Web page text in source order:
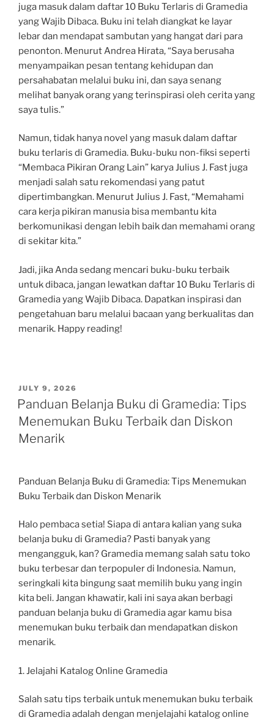
juga masuk dalam daftar 10 Buku Terlaris di Gramedia
yang Wajib Dibaca. Buku ini telah diangkat ke layar
lebar dan mendapat sambutan yang hangat dari para
penonton. Menurut Andrea Hirata, “Saya berusaha
menyampaikan pesan tentang kehidupan dan
persahabatan melalui buku ini, dan saya senang
melihat banyak orang yang terinspirasi oleh cerita yang
saya tulis.”
Namun, tidak hanya novel yang masuk dalam daftar
buku terlaris di Gramedia. Buku-buku non-fiksi seperti
“Membaca Pikiran Orang Lain” karya Julius J. Fast juga
menjadi salah satu rekomendasi yang patut
dipertimbangkan. Menurut Julius J. Fast, “Memahami
cara kerja pikiran manusia bisa membantu kita
berkomunikasi dengan lebih baik dan memahami orang
di sekitar kita.”
Jadi, jika Anda sedang mencari buku-buku terbaik
untuk dibaca, jangan lewatkan daftar 10 Buku Terlaris di
Gramedia yang Wajib Dibaca. Dapatkan inspirasi dan
pengetahuan baru melalui bacaan yang berkualitas dan
menarik. Happy reading!
POSTED
ON
JULY 9, 2026
Panduan Belanja Buku di Gramedia: Tips
Menemukan Buku Terbaik dan Diskon
Menarik
Panduan Belanja Buku di Gramedia: Tips Menemukan
Buku Terbaik dan Diskon Menarik
Halo pembaca setia! Siapa di antara kalian yang suka
belanja buku di Gramedia? Pasti banyak yang
mengangguk, kan? Gramedia memang salah satu toko
buku terbesar dan terpopuler di Indonesia. Namun,
seringkali kita bingung saat memilih buku yang ingin
kita beli. Jangan khawatir, kali ini saya akan berbagi
panduan belanja buku di Gramedia agar kamu bisa
menemukan buku terbaik dan mendapatkan diskon
menarik.
1. Jelajahi Katalog Online Gramedia
Salah satu tips terbaik untuk menemukan buku terbaik
di Gramedia adalah dengan menjelajahi katalog online